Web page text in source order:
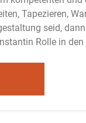
Tapezieren,
seid,
Rolle in den